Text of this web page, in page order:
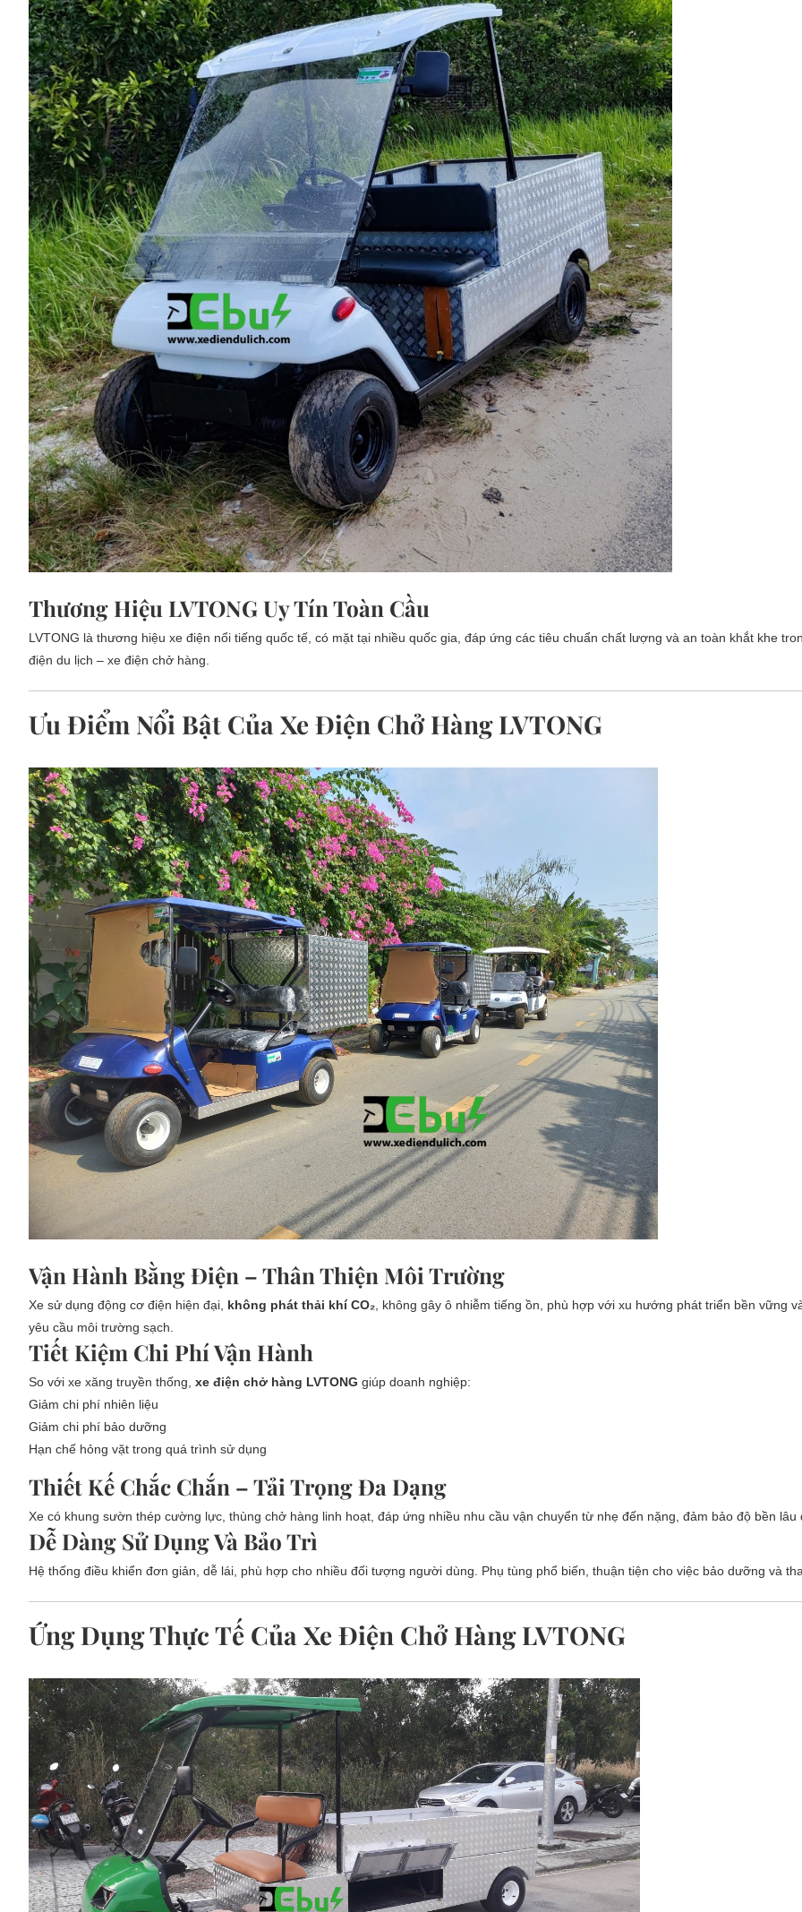
Thương Hiệu LVTONG Uy Tín Toàn Cầu
LVTONG là thương hiệu xe điện nổi tiếng quốc tế, có mặt tại nhiều quốc gia, đáp ứng các tiêu chuẩn chất lượng và an toàn khắt khe
điện du lịch – xe điện chở hàng.
Ưu Điểm Nổi Bật Của Xe Điện Chở Hàng LVTONG
Vận Hành Bằng Điện – Thân Thiện Môi Trường
Xe sử dụng động cơ điện hiện đại, không phát thải khí CO₂ , không gây ô nhiễm tiếng ồn, phù hợp với xu hướng phát triển bền vững
yêu cầu môi trường sạch.
Tiết Kiệm Chi Phí Vận Hành
So với xe xăng truyền thống, xe điện chở hàng LVTONG giúp doanh nghiệp:
Giảm chi phí nhiên liệu
Giảm chi phí bảo dưỡng
Hạn chế hỏng vặt trong quá trình sử dụng
Thiết Kế Chắc Chắn – Tải Trọng Đa Dạng
Xe có khung sườn thép cường lực, thùng chở hàng linh hoạt, đáp ứng nhiều nhu cầu vận chuyển từ nhẹ đến nặng, đảm bảo độ bền lâu
Dễ Dàng Sử Dụng Và Bảo Trì
Hệ thống điều khiển đơn giản, dễ lái, phù hợp cho nhiều đối tượng người dùng. Phụ tùng phổ biến, thuận tiện cho việc bảo dưỡng và
Ứng Dụng Thực Tế Của Xe Điện Chở Hàng LVTONG